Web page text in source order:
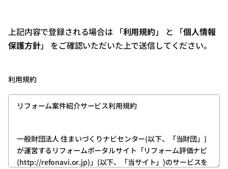
上記内容で登録される場合は 「利用規約」 と 「個人情報
保護方針」 をご確認いただいた上で送信してください。
利用規約
リフォーム案件紹介サービス利用規約
一般財団法人 住まいづくりナビセンター(以下、「当財団」)
が運営するリフォームポータルサイト「リフォーム評価ナビ
(http://refonavi.or.jp)」(以下、「当サイト」)のサービスを